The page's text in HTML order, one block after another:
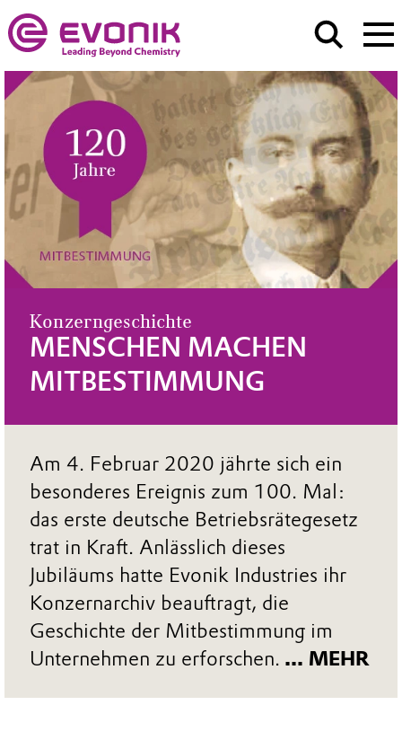
Konzerngeschichte
MENSCHEN MACHEN
MITBESTIMMUNG
Am 4. Februar 2020 jährte sich ein
besonderes Ereignis zum 100. Mal:
das erste deutsche Betriebsrätegesetz
trat in Kraft. Anlässlich dieses
Jubiläums hatte Evonik Industries ihr
Konzernarchiv beauftragt, die
Geschichte der Mitbestim­mung im
Unternehmen zu erforschen. ... MEHR